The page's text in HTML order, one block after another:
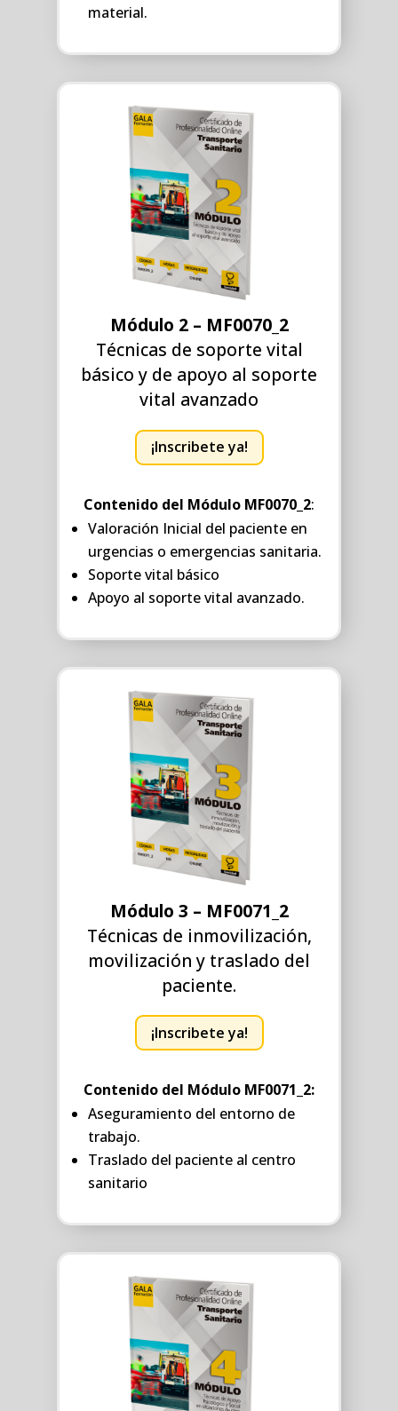
material.
Módulo 2 – MF0070_2
Técnicas de soporte vital
básico y de apoyo al soporte
vital avanzado
¡Inscribete ya!
Contenido del Módulo MF0070_2:
Valoración Inicial del paciente en
urgencias o emergencias sanitaria.
Soporte vital básico
Apoyo al soporte vital avanzado.
Módulo 3 – MF0071_2
Técnicas de inmovilización,
movilización y traslado del
paciente.
¡Inscribete ya!
Contenido del Módulo MF0071_2:
Aseguramiento del entorno de
trabajo.
Traslado del paciente al centro
sanitario